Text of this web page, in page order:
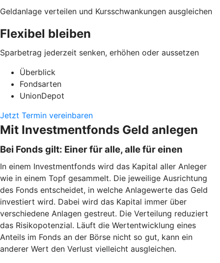
Geldanlage verteilen und Kursschwankungen ausgleichen
Flexibel bleiben
Sparbetrag jederzeit senken, erhöhen oder aussetzen
Überblick
Fondsarten
UnionDepot
Jetzt Termin vereinbaren
Mit Investmentfonds Geld anlegen
Bei Fonds gilt: Einer für alle, alle für einen
In einem Investmentfonds wird das Kapital aller Anleger
wie in einem Topf gesammelt. Die jeweilige Ausrichtung
des Fonds entscheidet, in welche Anlagewerte das Geld
investiert wird. Dabei wird das Kapital immer über
verschiedene Anlagen gestreut. Die Verteilung reduziert
das Risikopotenzial. Läuft die Wertentwicklung eines
Anteils im Fonds an der Börse nicht so gut, kann ein
anderer Wert den Verlust vielleicht ausgleichen.